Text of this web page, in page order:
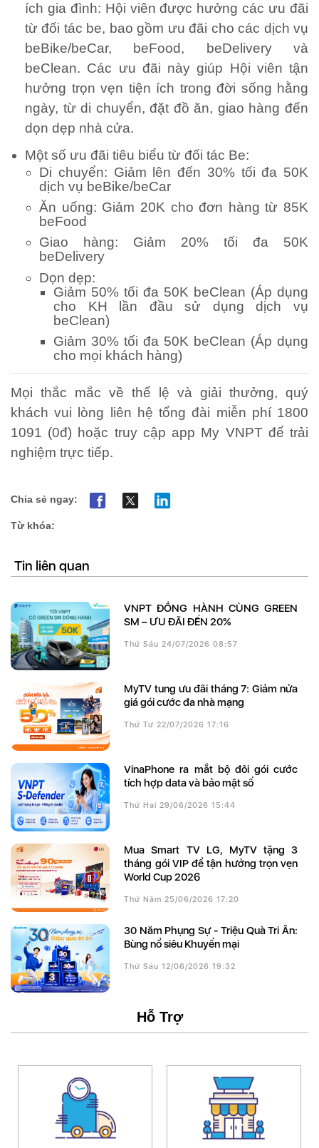
ích gia đình: Hội viên được hưởng các ưu đãi
từ đối tác be, bao gồm ưu đãi cho các dịch vụ
beBike/beCar, beFood, beDelivery và
beClean. Các ưu đãi này giúp Hội viên tận
hưởng trọn vẹn tiện ích trong đời sống hằng
ngày, từ di chuyển, đặt đồ ăn, giao hàng đến
dọn dẹp nhà cửa.
Một số ưu đãi tiêu biểu từ đối tác Be:
Di chuyển: Giảm lên đến 30% tối đa 50K
dịch vụ beBike/beCar
Ăn uống: Giảm 20K cho đơn hàng từ 85K
beFood
Giao hàng: Giảm 20% tối đa 50K
beDelivery
Dọn dẹp:
Giảm 50% tối đa 50K beClean (Áp dụng
cho KH lần đầu sử dụng dịch vụ
beClean)
Giảm 30% tối đa 50K beClean (Áp dụng
cho mọi khách hàng)
Mọi thắc mắc về thể lệ và giải thưởng, quý
khách vui lòng liên hệ tổng đài miễn phí 1800
1091 (0đ) hoặc truy cập app My VNPT để trải
nghiệm trực tiếp.
Chia sẻ ngay:
Từ khóa:
Tin liên quan
VNPT ĐỒNG HÀNH CÙNG GREEN
SM – ƯU ĐÃI ĐẾN 20%
Thứ Sáu 24/07/2026 08:57
MyTV tung ưu đãi tháng 7: Giảm nửa
giá gói cước đa nhà mạng
Thứ Tư 22/07/2026 17:16
VinaPhone ra mắt bộ đôi gói cước
tích hợp data và bảo mật số
Thứ Hai 29/06/2026 15:44
Mua Smart TV LG, MyTV tặng 3
tháng gói VIP để tận hưởng trọn vẹn
World Cup 2026
Thứ Năm 25/06/2026 17:20
30 Năm Phụng Sự - Triệu Quà Tri Ân:
Bùng nổ siêu Khuyến mại
Thứ Sáu 12/06/2026 19:32
Hỗ Trợ